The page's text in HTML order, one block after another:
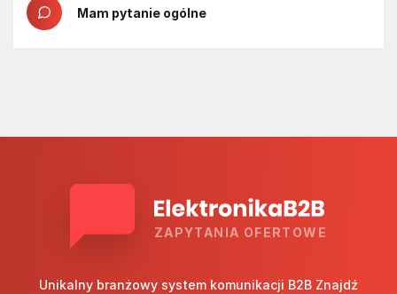
Mam pytanie ogólne
ZAPYTANIA OFERTOWE
Unikalny branżowy system komunikacji B2B Znajdź